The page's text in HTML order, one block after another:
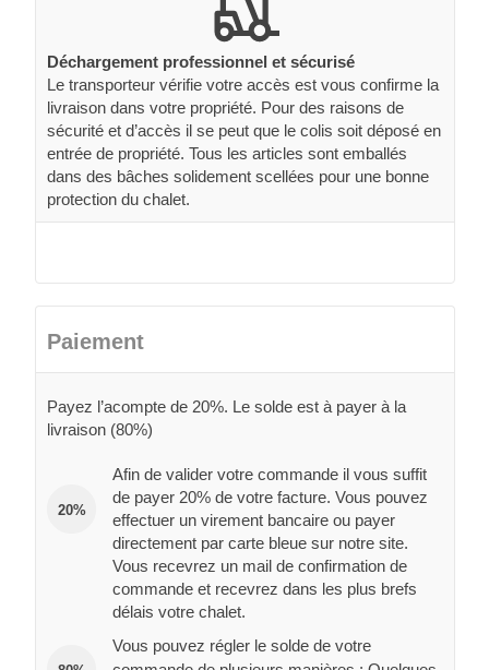
Déchargement professionnel et sécurisé
Le transporteur vérifie votre accès est vous confirme la
livraison dans votre propriété. Pour des raisons de
sécurité et d’accès il se peut que le colis soit déposé en
entrée de propriété. Tous les articles sont emballés
dans des bâches solidement scellées pour une bonne
protection du chalet.
Paiement
Payez l’acompte de 20%. Le solde est à payer à la
livraison (80%)
20%
Afin de valider votre commande il vous suffit
de payer 20% de votre facture. Vous pouvez
effectuer un virement bancaire ou payer
directement par carte bleue sur notre site.
Vous recevrez un mail de confirmation de
commande et recevrez dans les plus brefs
délais votre chalet.
Vous pouvez régler le solde de votre